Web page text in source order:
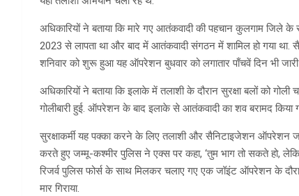
अधिकारियों ने बताया कि मारे गए आतंकवादी की पहचान कुलगाम जिले
2023 से लापता था और बाद में आतंकवादी संगठन में शामिल हो गया था.
शनिवार को शुरू हुआ यह ऑपरेशन बुधवार को लगातार पाँचवें दिन भी जारी
अधिकारियों ने बताया कि इलाके में तलाशी के दौरान सुरक्षा बलों को
गोलीबारी हुई. ऑपरेशन के बाद इलाके से आतंकवादी का शव बरामद
सुरक्षाकर्मी यह पक्का करने के लिए तलाशी और सैनिटाइजेशन ऑपरेशन
करते हुए जम्मू-कश्मीर पुलिस ने एक्स पर कहा, ‘तुम भाग तो सकते हो,
रिजर्व पुलिस फोर्स के साथ मिलकर चलाए गए एक जॉइंट ऑपरेशन के
मार गिराया.